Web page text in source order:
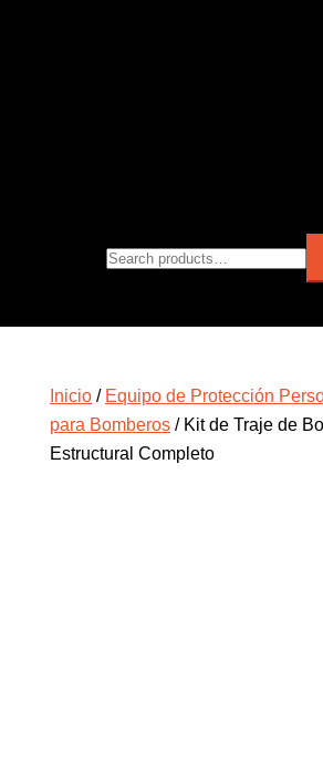
Inicio / Equipo de Protección
para Bomberos / Kit de Traje de
Estructural Completo